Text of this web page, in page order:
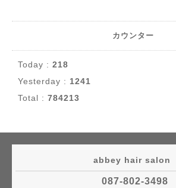
カウンター
Today : 218
Yesterday : 1241
Total : 784213
abbey hair salon
087-802-3498